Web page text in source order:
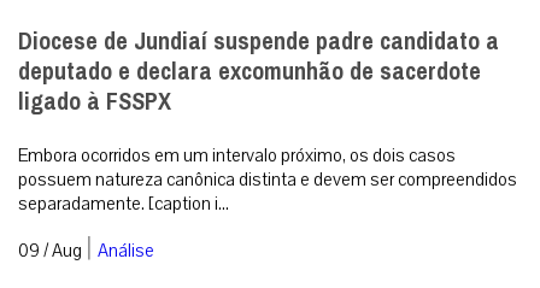
Diocese de Jundiaí suspende padre candidato a
deputado e declara excomunhão de sacerdote
ligado à FSSPX